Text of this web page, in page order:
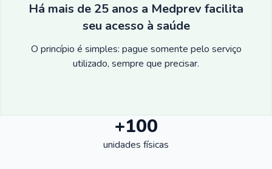
Há mais de 25 anos a Medprev facilita
seu acesso à saúde
O princípio é simples: pague somente pelo serviço
utilizado, sempre que precisar.
+100
unidades físicas